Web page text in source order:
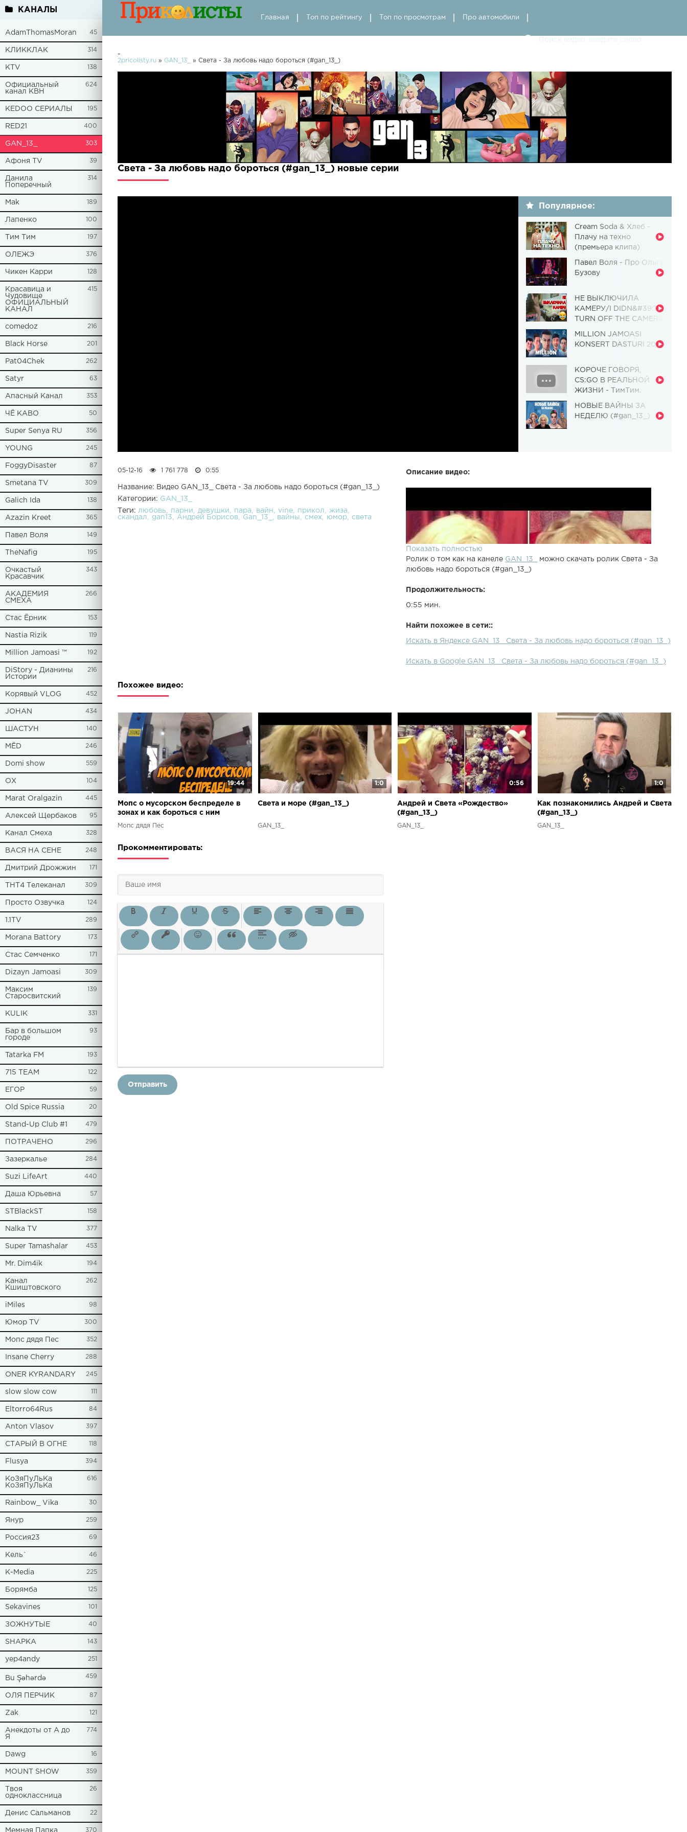
КАНАЛЫ
AdamThomasMoran 45
КЛИККЛАК 314
KTV 138
Официальный
канал КВН
624
KEDOO СЕРИАЛЫ 195
RED21 400
GAN_13_ 303
Афоня TV 39
Данила
Поперечный
314
Mak 189
Лапенко 100
Tим Тим 197
ОЛЕЖЭ 376
Чикен Карри 128
Красавица и
Чудовище
ОФИЦИАЛЬНЫЙ
КАНАЛ
415
comedoz 216
Black Horse 201
Pat04Chek 262
Satyr 63
Апасный Канал 353
ЧЁ КАВО 50
Super Senya RU 356
YOUNG 245
FoggyDisaster 87
Smetana TV 309
Galich Ida 138
Azazin Kreet 365
Павел Воля 149
TheNafig 195
Очкастый
Красавчик
343
АКАДЕМИЯ
СМЕХА
266
Стас Ёрник 153
Nastia Rizik 119
Million Jamoasi ™ 192
DiStory - Дианины
Истории
216
Корявый VLOG 452
JOHAN 434
ШАСТУН 140
МЁD 246
Domi show 559
ОХ 104
Marat Oralgazin 445
Алексей Щербаков 95
Канал Смеха 328
ВАСЯ НА СЕНЕ 248
Дмитрий Дрожжин 171
ТНТ4 Телеканал 309
Просто Озвучка 124
1.1TV 289
Morana Battory 173
Стас Семченко 171
Dizayn Jamoasi 309
Максим
Старосвитский
139
KULIK 331
Бар в большом
городе
93
Tatarka FM 193
715 TEAM 122
ЕГОР 59
Old Spice Russia 20
Stand-Up Club #1 479
ПОТРАЧЕНО 296
Зазеркалье 284
Suzi LifeArt 440
Даша Юрьевна 57
STBlackST 158
Nalka TV 377
Super Tamashalar 453
Mr. Dim4ik 194
Канал
Кшиштовского
262
iMiles 98
Юмор TV 300
Мопс дядя Пес 352
Insane Cherry 288
ONER KYRANDARY 245
slow slow cow 111
Eltorro64Rus 84
Anton Vlasov 397
СТАРЫЙ В ОГНЕ 118
Flusya 394
КоЗяПуЛьКа
КоЗяПуЛьКа
616
Rainbow_ Vika 30
Янур 259
Россия23 69
Кель` 46
К-Media 225
Борямба 125
Sekavines 101
ЗОЖНУТЫЕ 40
SHAPKA 143
yep4andy 251
Bu Şəhərdə 459
ОЛЯ ПЕРЧИК 87
Zak 121
Анекдоты от А до
Я
774
Dawg 16
MOUNT SHOW 359
Твоя
одноклассница
26
Денис Сальманов 22
Мемная Папка 370
Главная Топ по рейтингу Топ по просмотрам Про автомобили
-
2pricolisty.ru » GAN_13_ » Света - За любовь надо бороться (#gan_13_)
Света - За любовь надо бороться (#gan_13_) новые серии
Популярное:
Cream Soda & Хлеб -
Плачу на техно
(премьера клипа)
Павел Воля - Про Ольгу
Бузову
НЕ ВЫКЛЮЧИЛА
КАМЕРУ/I DIDN&#39;T
TURN OFF THE CAMERA
Чудовище] (Выпуск 110)
MILLION JAMOASI
KONSERT DASTURI 2019
КОРОЧЕ ГОВОРЯ,
CS:GO В РЕАЛЬНОЙ
ЖИЗНИ - ТимТим.
НОВЫЕ ВАЙНЫ ЗА
НЕДЕЛЮ (#gan_13_)
Описание видео:
Показать полностью
Ролик о том как на канеле GAN_13_
можно скачать ролик Света - За
любовь надо бороться (#gan_13_)
Продолжительность:
0:55 мин.
Найти похожее в сети::
Искать в Яндексе GAN_13_ Света - За любовь надо бороться (#gan_13_)
Искать в Google GAN_13_ Света - За любовь надо бороться (#gan_13_)
05-12-16 1 761 778 0:55
Название: Видео GAN_13_ Света - За любовь надо бороться (#gan_13_)
Категории: GAN_13_
Теги: любовь парни девушки пара вайн vine прикол
жиза
скандал
gan13 Андрей Борисов Gan_13_ вайны смех юмор света
Похожее видео:
19:44
Мопс о мусорском беспределе в
зонах и как бороться с ним
Мопс дядя Пес
1:0
Света и море (#gan_13_)
GAN_13_
0:56
Андрей и Света «Рождество»
(#gan_13_)
GAN_13_
1:0
Как познакомились Андрей и Света
(#gan_13_)
GAN_13_
Прокомментировать:
Отправить